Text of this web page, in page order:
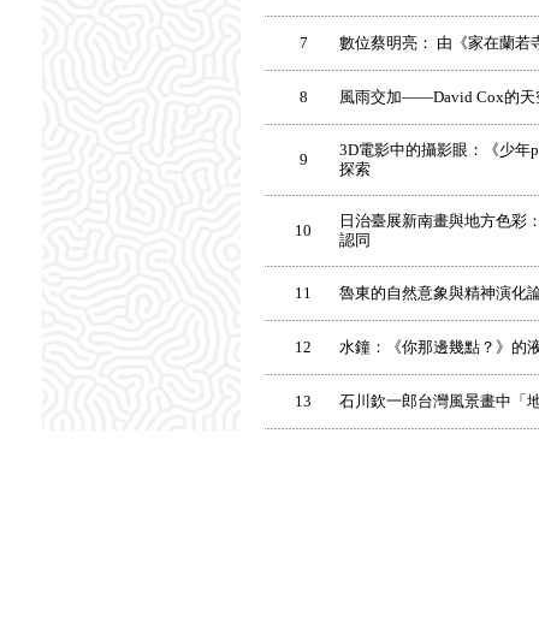
7 數位蔡明亮： 由《家在蘭若
8 風雨交加——David Cox的天
9
3D電影中的攝影眼：《少年
探索
10
日治臺展新南畫與地方色彩
認同
11 魯東的自然意象與精神演化
12 水鐘：《你那邊幾點？》的
13 石川欽一郎台灣風景畫中「